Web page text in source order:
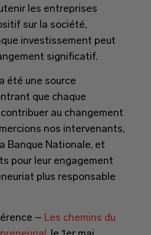
les entreprises
sur la société,
investissement peut
significatif.
été une source
que chaque
au changement
nos intervenants,
Banque Nationale, et
pour leur engagement
plus responsable
– Les chemins du